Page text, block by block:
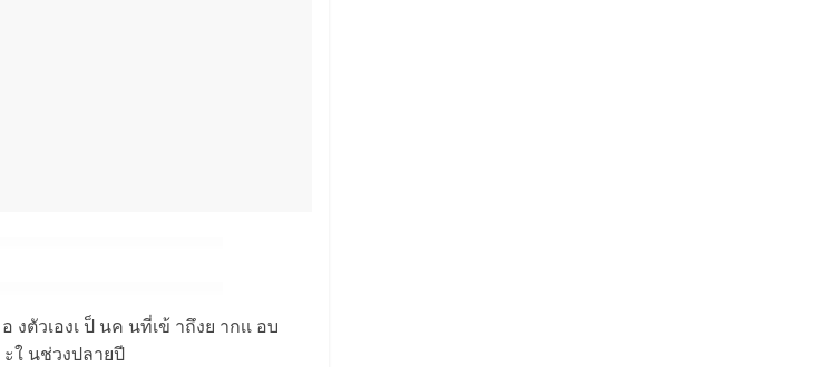
ตัวเองเ ป็ นค นที่เข้ าถึงย ากเเ อบ
ะใ นช่วงปลายปี